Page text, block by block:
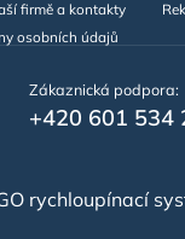
firmě a kontakty
osobních údajů
Zákaznická podpora:
+420 601 534
rychloupínací